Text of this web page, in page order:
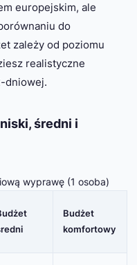
europejskim, ale
do
zależy od poziomu
realistyczne
dniowej.
średni i
wyprawę (1 osoba)
Budżet
komfortowy